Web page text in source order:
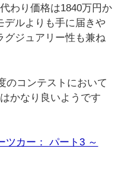
わり価格は1840万円か
デルよりも手に届きや
グジュアリー性も兼ね
のコンテストにおいて
かなり良いようです
ツカー： パート3 ～